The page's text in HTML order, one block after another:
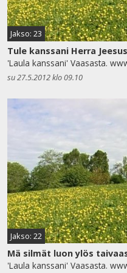
Jakso: 23
Tule kanssani Herra Jeesus
'Laula kanssani' Vaasasta.
su 27.5.2012 klo 09.10
Jakso: 22
Mä silmät luon ylös
'Laula kanssani' Vaasasta.